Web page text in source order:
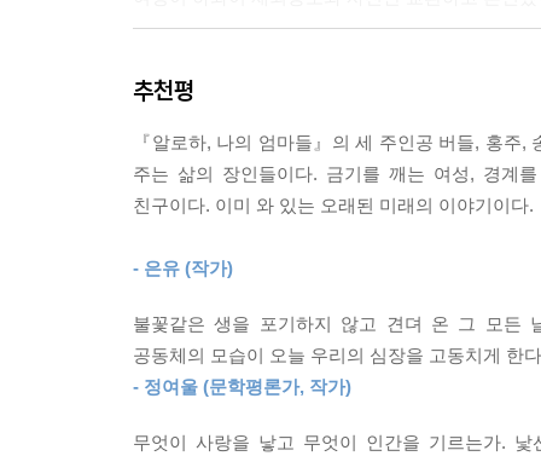
뒤로하고 더 나은 삶을 찾아 용기 있게 태평양을
술주정이 심한 남편을 맞이한다. 이들과 달리 버
탁월하게 그려 낸 여성 중심 공동체의 새로운 발견
그러나 먼 이국땅에서 새로운 배우자를 만나 혼
마음을 열지 못한다. 더욱이 고향에서 먼 길까지
관리자에게 혹독하게 차별당하고 같은 이민 노
추천평
『알로하, 나의 엄마들』의 세 주인공 버들, 홍주
주는 삶의 장인들이다. 금기를 깨는 여성, 경계
친구이다. 이미 와 있는 오래된 미래의 이야기이다.
- 은유 (작가)
불꽃같은 생을 포기하지 않고 견뎌 온 그 모든
공동체의 모습이 오늘 우리의 심장을 고동치게 한
- 정여울 (문학평론가, 작가)
무엇이 사랑을 낳고 무엇이 인간을 기르는가.